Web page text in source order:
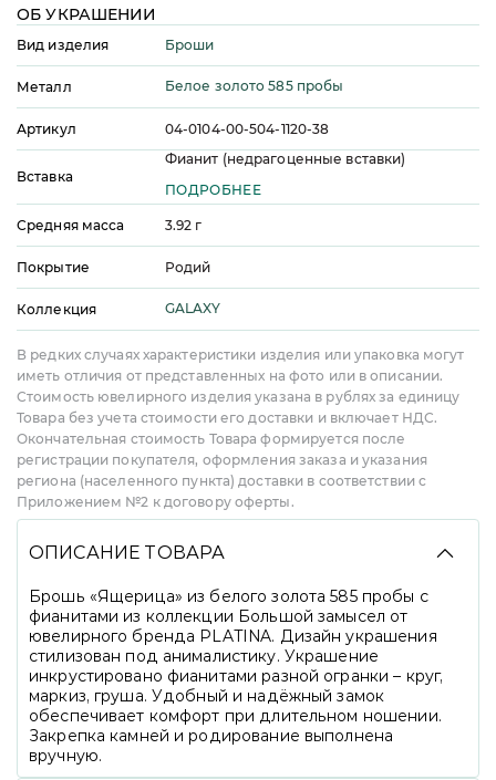
ОБ УКРАШЕНИИ
Вид изделия Броши
Металл Белое золото 585 пробы
Артикул 04-0104-00-504-1120-38
Вставка
Фианит (недрагоценные вставки)
ПОДРОБНЕЕ
Средняя масса 3.92 г
Покрытие Родий
Коллекция GALAXY
В редких случаях характеристики изделия или упаковка могут
иметь отличия от представленных на фото или в описании.
Стоимость ювелирного изделия указана в рублях за единицу
Товара без учета стоимости его доставки и включает НДС.
Окончательная стоимость Товара формируется после
регистрации покупателя, оформления заказа и указания
региона (населенного пункта) доставки в соответствии с
Приложением №2 к договору оферты.
ОПИСАНИЕ ТОВАРА
Брошь «Ящерица» из белого золота 585 пробы с
фианитами из коллекции Большой замысел от
ювелирного бренда PLATINA. Дизайн украшения
стилизован под анималистику. Украшение
инкрустировано фианитами разной огранки – круг,
маркиз, груша. Удобный и надёжный замок
обеспечивает комфорт при длительном ношении.
Закрепка камней и родирование выполнена
вручную.